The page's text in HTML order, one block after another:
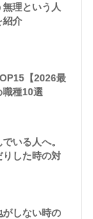
理という人
紹介
【2026最
職種10選
いる人へ。
した時の対
しない時の